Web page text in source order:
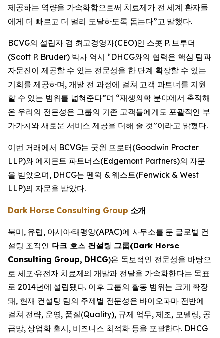
제공하는 역량을 가속화함으로써 치료제가 전 세계 환자들
에게 더 빠르고 더 멀리 도달하도록 돕는다”고 말했다.
BCVG의 설립자 겸 최고경영자(CEO)인 스콧 P. 브루더
(Scott P. Bruder) 박사 역시 “DHCG와의 협력은 핵심 팀과
자문진이 제공할 수 있는 전문성을 한 단계 확장할 수 있는
기회를 제공하며, 개발 전 과정에 걸쳐 고객 파트너를 지원
할 수 있는 범위를 넓혀준다”며 “재생의학 분야에서 축적해
온 우리의 전문성은 그룹의 기존 고객들에게도 포괄적인 부
가가치와 새로운 서비스 제공을 더해 줄 것”이라고 밝혔다.
이번 거래에서 BCVG는 굿윈 프로터(Goodwin Procter
LLP)와 에지몬트 파트너스(Edgemont Partners)의 자문
을 받았으며, DHCG는 펜윅 & 웨스트(Fenwick & West
LLP)의 자문을 받았다.
Dark Horse Consulting Group 소개
북미, 유럽, 아시아·태평양(APAC)에 사무소를 둔 글로벌 컨
설팅 조직인 다크 호스 컨설팅 그룹(Dark Horse
Consulting Group, DHCG)은 독보적인 전문성을 바탕으
로 세포·유전자 치료제의 개발과 전달을 가속화한다는 목표
로 2014년에 설립됐다. 이후 그룹의 활동 범위는 크게 확장
돼, 현재 컨설팅 팀의 주제별 전문성은 바이오파마 전반에
걸쳐 전략, 운영, 품질(Quality), 규제 업무, 제조, 모델링, 공
급망, 상업화 출시, 비즈니스 최적화 등을 포괄한다. DHCG